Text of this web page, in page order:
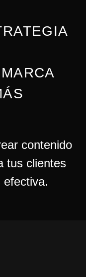
contenido
tus clientes
efectiva.